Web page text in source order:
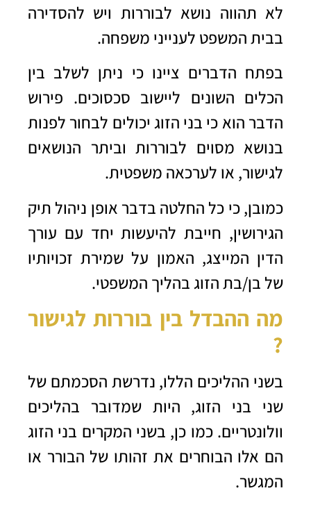
לא תהווה נושא לבוררות ויש להסדירה
בבית המשפט לענייני משפחה.
בפתח הדברים ציינו כי ניתן לשלב בין
הכלים השונים ליישוב סכסוכים. פירוש
הדבר הוא כי בני הזוג יכולים לבחור לפנות
בנושא מסוים לבוררות וביתר הנושאים
לגישור, או לערכאה משפטית.
כמובן, כי כל החלטה בדבר אופן ניהול תיק
הגירושין, חייבת להיעשות יחד עם עורך
הדין המייצג, האמון על שמירת זכויותיו
של בן/בת הזוג בהליך המשפטי.
מה ההבדל בין בוררות לגישור
?
בשני ההליכים הללו, נדרשת הסכמתם של
שני בני הזוג, היות שמדובר בהליכים
וולונטריים. כמו כן, בשני המקרים בני הזוג
הם אלו הבוחרים את זהותו של הבורר או
המגשר.